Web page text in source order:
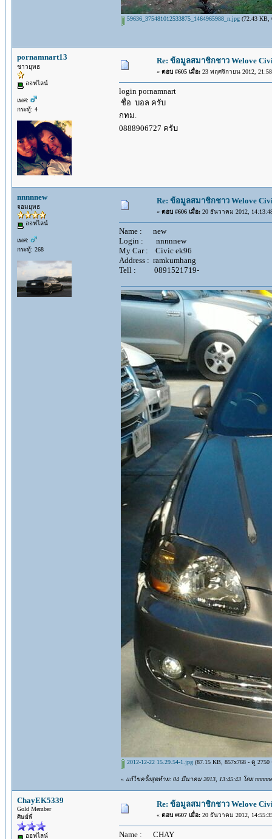
59636_375481012533875_1464965988_n.jpg (72.43 KB,
pornamnart13
ชาวยุทธ
ออฟไลน์
เพศ:
กระทู้: 4
Re: ข้อมูลสมาชิกชาว Welove
« ตอบ #605 เมื่อ: 23 พฤศจิกายน 2012,
login pornamnart
ชื่อ บอล ครับ
กทม.
0888906727 ครับ
nnnnnew
จอมยุทธ
ออฟไลน์
เพศ:
กระทู้: 268
Re: ข้อมูลสมาชิกชาว Welove
« ตอบ #606 เมื่อ: 20 ธันวาคม 2012,
Name : new
Login : nnnnnew
My Car : Civic ek96
Address : ramkumhang
Tell : 0891521719-
2012-12-22 15.29.54-1.jpg (87.15 KB, 857x768 - ดู 2750
« แก้ไขครั้งสุดท้าย: 04 มีนาคม 2013, 13:45:43 โดย
ChayEK5339
Gold Member
ศิษย์พี่
ออฟไลน์
Re: ข้อมูลสมาชิกชาว Welove
« ตอบ #607 เมื่อ: 20 ธันวาคม 2012,
Name : CHAY